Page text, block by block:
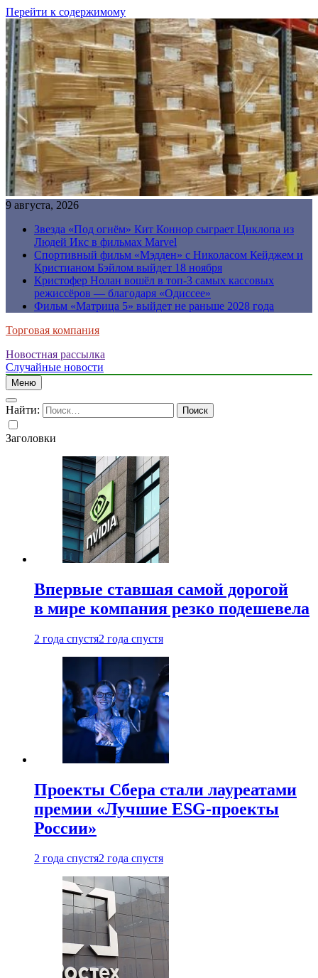
Перейти к содержимому
9 августа, 2026
Звезда «Под огнём» Кит Коннор сыграет Циклопа из
Людей Икс в фильмах Marvel
Спортивный фильм «Мэдден» с Николасом Кейджем и
Кристианом Бэйлом выйдет 18 ноября
Кристофер Нолан вошёл в топ-3 самых кассовых
режиссёров — благодаря «Одиссее»
Фильм «Матрица 5» выйдет не раньше 2028 года
Торговая компания
Новостная рассылка
Случайные новости
Меню
Найти:
Заголовки
Впервые ставшая самой дорогой
в мире компания резко подешевела
2 года спустя2 года спустя
Проекты Сбера стали лауреатами
премии «Лучшие ESG-проекты
России»
2 года спустя2 года спустя